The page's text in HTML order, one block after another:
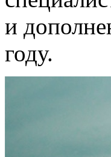
и
году.